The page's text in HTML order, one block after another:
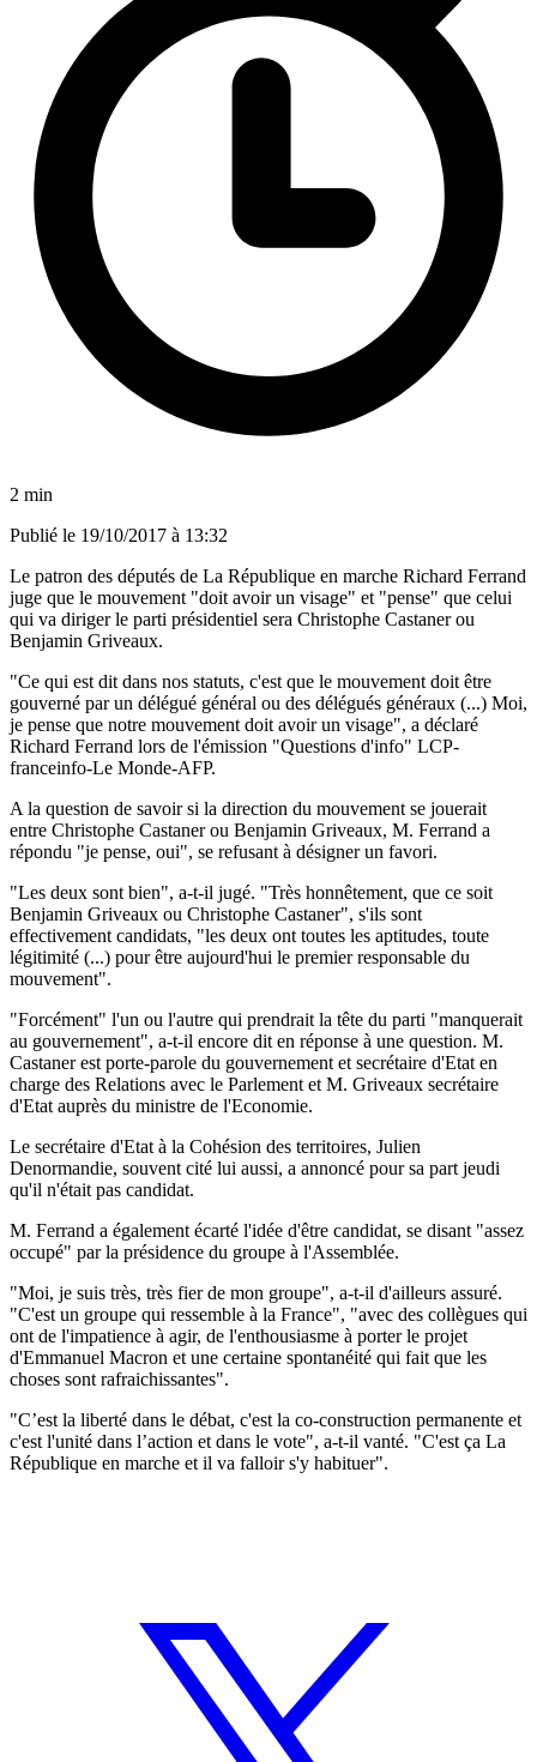
2 min
Publié le 19/10/2017 à 13:32
Le patron des députés de La République en marche Richard Ferrand
juge que le mouvement "doit avoir un visage" et "pense" que celui
qui va diriger le parti présidentiel sera Christophe Castaner ou
Benjamin Griveaux.
"Ce qui est dit dans nos statuts, c'est que le mouvement doit être
gouverné par un délégué général ou des délégués généraux (...) Moi,
je pense que notre mouvement doit avoir un visage", a déclaré
Richard Ferrand lors de l'émission "Questions d'info" LCP-
franceinfo-Le Monde-AFP.
A la question de savoir si la direction du mouvement se jouerait
entre Christophe Castaner ou Benjamin Griveaux, M. Ferrand a
répondu "je pense, oui", se refusant à désigner un favori.
"Les deux sont bien", a-t-il jugé. "Très honnêtement, que ce soit
Benjamin Griveaux ou Christophe Castaner", s'ils sont
effectivement candidats, "les deux ont toutes les aptitudes, toute
légitimité (...) pour être aujourd'hui le premier responsable du
mouvement".
"Forcément" l'un ou l'autre qui prendrait la tête du parti "manquerait
au gouvernement", a-t-il encore dit en réponse à une question. M.
Castaner est porte-parole du gouvernement et secrétaire d'Etat en
charge des Relations avec le Parlement et M. Griveaux secrétaire
d'Etat auprès du ministre de l'Economie.
Le secrétaire d'Etat à la Cohésion des territoires, Julien
Denormandie, souvent cité lui aussi, a annoncé pour sa part jeudi
qu'il n'était pas candidat.
M. Ferrand a également écarté l'idée d'être candidat, se disant "assez
occupé" par la présidence du groupe à l'Assemblée.
"Moi, je suis très, très fier de mon groupe", a-t-il d'ailleurs assuré.
"C'est un groupe qui ressemble à la France", "avec des collègues qui
ont de l'impatience à agir, de l'enthousiasme à porter le projet
d'Emmanuel Macron et une certaine spontanéité qui fait que les
choses sont rafraichissantes".
"C’est la liberté dans le débat, c'est la co-construction permanente et
c'est l'unité dans l’action et dans le vote", a-t-il vanté. "C'est ça La
République en marche et il va falloir s'y habituer".